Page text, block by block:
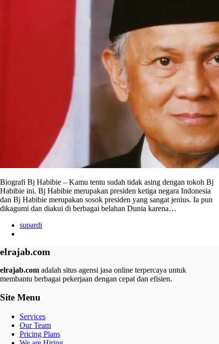
Biografi Bj Habibie – Kamu tentu sudah tidak asing dengan tokoh Bj
Habibie ini. Bj Habibie merupakan presiden ketiga negara Indonesia
dan Bj Habibie merupakan sosok presiden yang sangat jenius. Ia pun
dikagumi dan diakui di berbagai belahan Dunia karena…
supardi
elrajab.com
elrajab.com adalah situs agensi jasa online terpercaya untuk
membantu berbagai pekerjaan dengan cepat dan efisien.
Site Menu
Services
Our Team
Pricing Plans